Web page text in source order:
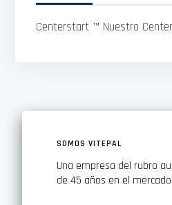
Centerstart ™ Nuestro
SOMOS VITEPAL
Una empresa del rubro
de 45 años en el